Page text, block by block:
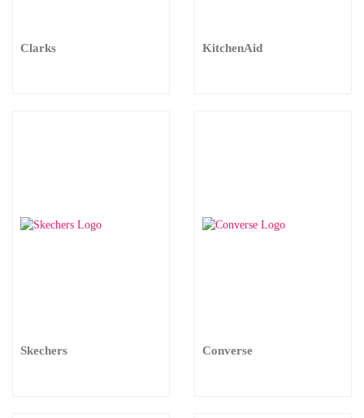
Clarks KitchenAid
Skechers Converse